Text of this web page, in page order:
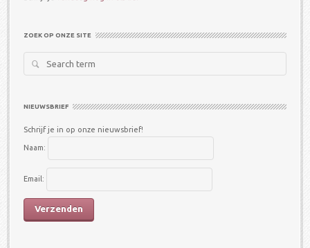
ZOEK OP ONZE SITE
NIEUWSBRIEF
Schrijf je in op onze nieuwsbrief!
Naam:
Email: